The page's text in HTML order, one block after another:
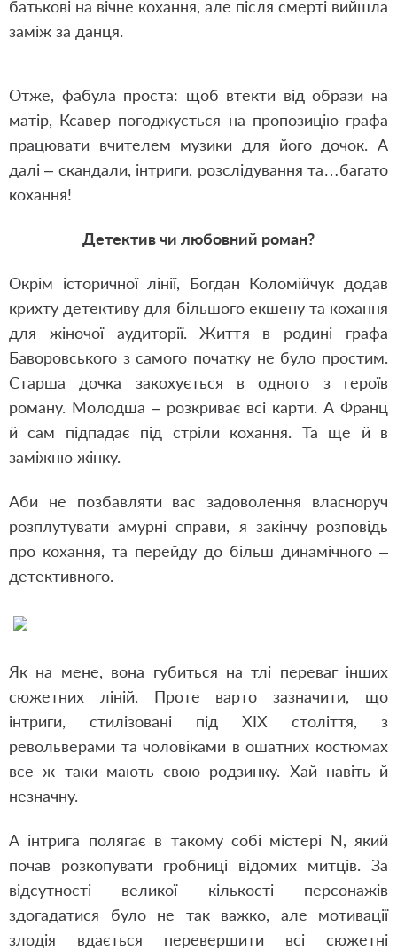
батькові на вічне кохання, але після смерті вийшла
заміж за данця.
Отже, фабула проста: щоб втекти від образи на
матір, Ксавер погоджується на пропозицію графа
працювати вчителем музики для його дочок. А
далі – скандали, інтриги, розслідування та…багато
кохання!
Детектив чи любовний роман?
Окрім історичної лінії, Богдан Коломійчук додав
крихту детективу для більшого екшену та кохання
для жіночої аудиторії. Життя в родині графа
Баворовського з самого початку не було простим.
Старша дочка закохується в одного з героїв
роману. Молодша – розкриває всі карти. А Франц
й сам підпадає під стріли кохання. Та ще й в
заміжню жінку.
Аби не позбавляти вас задоволення власноруч
розплутувати амурні справи, я закінчу розповідь
про кохання, та перейду до більш динамічного –
детективного.
Як на мене, вона губиться на тлі переваг інших
сюжетних ліній. Проте варто зазначити, що
інтриги, стилізовані під ХІХ століття, з
револьверами та чоловіками в ошатних костюмах
все ж таки мають свою родзинку. Хай навіть й
незначну.
А інтрига полягає в такому собі містері N, який
почав розкопувати гробниці відомих митців. За
відсутності великої кількості персонажів
здогадатися було не так важко, але мотивації
злодія вдається перевершити всі сюжетні